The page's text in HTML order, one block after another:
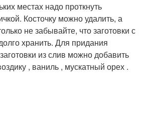
местах надо проткнуть
Косточку можно удалить, а
не забывайте, что заготовки с
хранить. Для придания
из слив можно добавить
, ваниль , мускатный орех .